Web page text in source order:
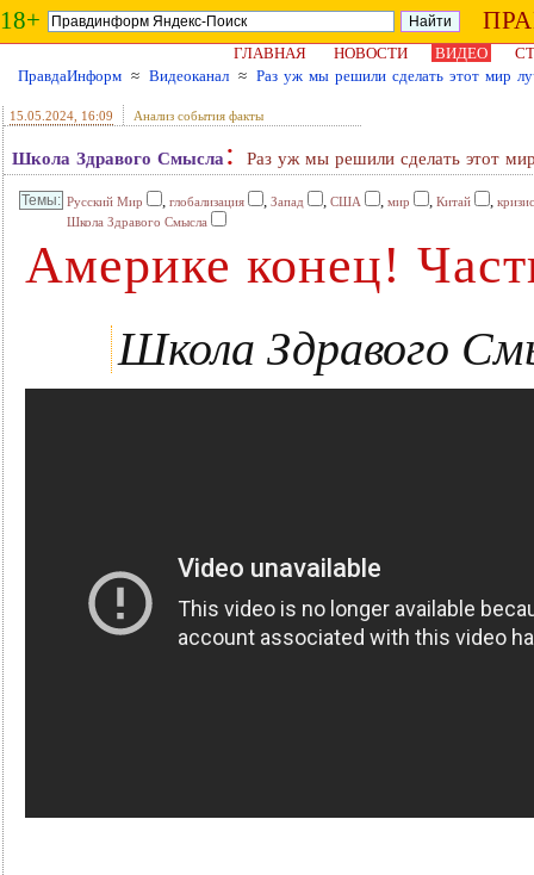
18+
ГЛАВНАЯ НОВОСТИ ВИДЕО
ПравдаИнформ ≈ Видеоканал ≈ Раз уж мы решили сделать этот мир
15.05.2024 , 16:09 Анализ события факты
Школа Здравого Смысла : Раз уж мы решили сделать этот
Русский Мир , глобализация , Запад , США , мир , Китай , кризис
Школа Здравого Смысла
Америке конец!
Школа Здравого